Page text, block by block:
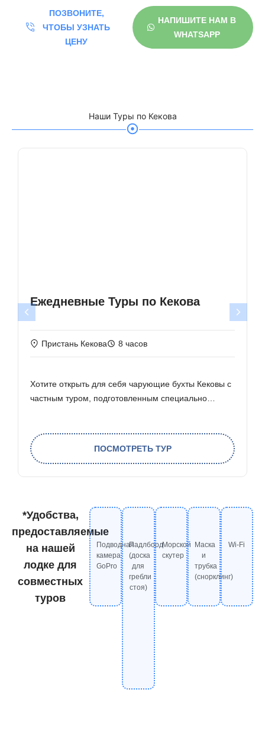
ПОЗВОНИТЕ,
ЧТОБЫ УЗНАТЬ
ЦЕНУ
НАПИШИТЕ НАМ В
WHATSAPP
Наши Туры по Кекова
Туры по Кекове с ночевкой
Порт деревни Учагыз По желанию
Опыт «Голубого круиза» Для тех, кто хочет
отдохнуть от стресса повседневной жизни…
ПОСМОТРЕТЬ ТУР
*Удобства,
предоставляемые
на нашей
лодке для
совместных
туров
Подводная
камера
GoPro
Падлборд
(доска
для
гребли
стоя)
Морской
скутер
Маска
и
трубка
(снорклинг)
Wi-Fi